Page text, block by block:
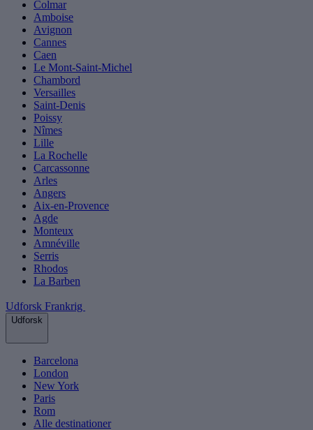
Colmar
Amboise
Avignon
Cannes
Caen
Le Mont-Saint-Michel
Chambord
Versailles
Saint-Denis
Poissy
Nîmes
Lille
La Rochelle
Carcassonne
Arles
Angers
Aix-en-Provence
Agde
Monteux
Amnéville
Serris
Rhodos
La Barben
Udforsk Frankrig
Udforsk
Barcelona
London
New York
Paris
Rom
Alle destinationer